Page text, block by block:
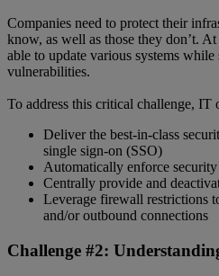
Companies need to protect their
know, as well as those they don’t.
able to update various systems
vulnerabilities.
To address this critical challenge, IT
Deliver the best-in-class
single sign-on (SSO)
Automatically enforce
Centrally provide and
Leverage firewall restrictions
and/or outbound connections
Challenge #2: